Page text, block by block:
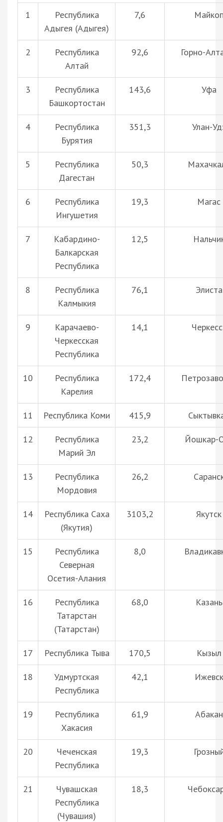
1
Республика
Адыгея (Адыгея)
7,6
2
Республика
Алтай
92,6 Горно-
3
Республика
Башкортостан
143,6 Уфа
4
Республика
Бурятия
351,3 Улан-
5
Республика
Дагестан
50,3
6
Республика
Ингушетия
19,3 Магас
7
Кабардино-
Балкарская
Республика
12,5
8
Республика
Калмыкия
76,1 Элиста
9
Карачаево-
Черкесская
Республика
14,1
10
Республика
Карелия
172,4
11 Республика Коми 415,9
12
Республика
Марий Эл
23,2 Йошкар-
13
Республика
Мордовия
26,2
14
Республика Саха
(Якутия)
3103,2 Якутск
15
Республика
Северная
Осетия-Алания
8,0
16
Республика
Татарстан
(Татарстан)
68,0 Казань
17 Республика Тыва 170,5 Кызыл
18
Удмуртская
Республика
42,1 Ижевск
19
Республика
Хакасия
61,9 Абакан
20
Чеченская
Республика
19,3
21
Чувашская
Республика
(Чувашия)
18,3